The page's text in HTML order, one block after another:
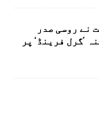
نے روسی صدر
’گرل فرینڈ‘ پر